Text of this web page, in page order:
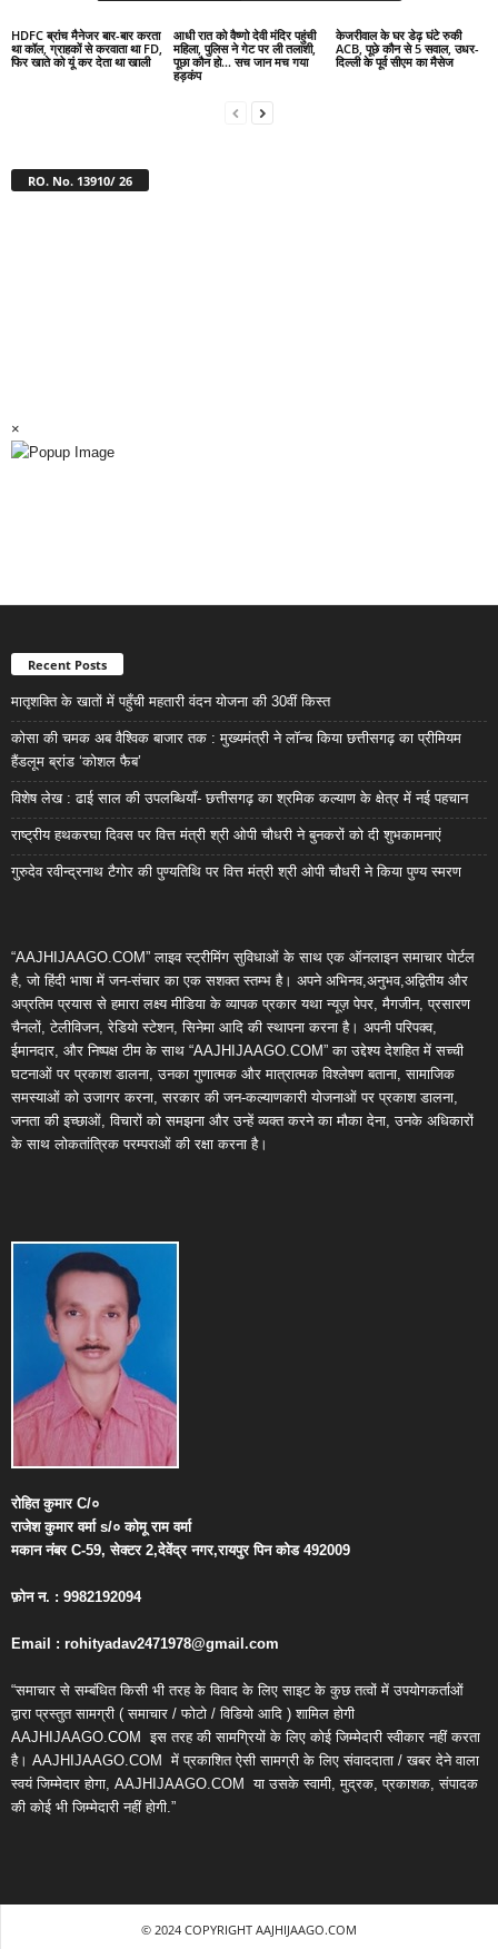
HDFC ब्रांच मैनेजर बार-बार करता
था कॉल, ग्राहकों से करवाता था FD,
फिर खाते को यूं कर देता था खाली
आधी रात को वैष्णो देवी मंदिर पहुंची
महिला, पुलिस ने गेट पर ली तलाशी,
पूछा कौन हो… सच जान मच गया
हड़कंप
केजरीवाल के घर डेढ़ घंटे रुकी
ACB, पूछे कौन से 5 सवाल, उधर-
द‍िल्‍ली के पूर्व सीएम का मैसेज
RO. No. 13910/ 26
×
Recent Posts
मातृशक्ति के खातों में पहुँची महतारी वंदन योजना की 30वीं किस्त
कोसा की चमक अब वैश्विक बाजार तक : मुख्यमंत्री ने लॉन्च किया छत्तीसगढ़ का प्रीमियम
हैंडलूम ब्रांड ‘कोशल फैब’
विशेष लेख : ढाई साल की उपलब्धियाँ- छत्तीसगढ़ का श्रमिक कल्याण के क्षेत्र में नई पहचान
राष्ट्रीय हथकरघा दिवस पर वित्त मंत्री श्री ओपी चौधरी ने बुनकरों को दी शुभकामनाएं
गुरुदेव रवीन्द्रनाथ टैगोर की पुण्यतिथि पर वित्त मंत्री श्री ओपी चौधरी ने किया पुण्य स्मरण
“AAJHIJAAGO.COM” लाइव स्ट्रीमिंग सुविधाओं के साथ एक ऑनलाइन समाचार पोर्टल
है, जो हिंदी भाषा में जन-संचार का एक सशक्त स्तम्भ है। अपने अभिनव,अनुभव,अद्वितीय और
अप्रतिम प्रयास से हमारा लक्ष्य मीडिया के व्यापक प्रकार यथा न्यूज़ पेपर, मैगजीन, प्रसारण
चैनलों, टेलीविजन, रेडियो स्टेशन, सिनेमा आदि की स्थापना करना है। अपनी परिपक्व,
ईमानदार, और निष्पक्ष टीम के साथ “AAJHIJAAGO.COM” का उद्देश्य देशहित में सच्ची
घटनाओं पर प्रकाश डालना, उनका गुणात्मक और मात्रात्मक विश्लेषण बताना, सामाजिक
समस्याओं को उजागर करना, सरकार की जन-कल्याणकारी योजनाओं पर प्रकाश डालना,
जनता की इच्छाओं, विचारों को समझना और उन्हें व्यक्त करने का मौका देना, उनके अधिकारों
के साथ लोकतांत्रिक परम्पराओं की रक्षा करना है।
रोहित कुमारC/०
राजेश कुमार वर्माs/० कोमू राम वर्मा
मकान नंबरC-59,सेक्टर2,देवेंद्र नगर,रायपुर पिन कोड492009
फ़ोन न. : 9982192094
Email : rohityadav2471978@gmail.com
“समाचार से सम्बंधित किसी भी तरह के विवाद के लिए साइट के कुछ तत्वों में उपयोगकर्ताओं
द्वारा प्रस्तुत सामग्री ( समाचार / फोटो / विडियो आदि ) शामिल होगी
AAJHIJAAGO.COM इस तरह की सामग्रियों के लिए कोई जिम्मेदारी स्वीकार नहीं करता
है। AAJHIJAAGO.COM में प्रकाशित ऐसी सामग्री के लिए संवाददाता / खबर देने वाला
स्वयं जिम्मेदार होगा, AAJHIJAAGO.COM
या उसके स्वामी, मुद्रक, प्रकाशक, संपादक
की कोई भी जिम्मेदारी नहीं होगी.”
© 2024 COPYRIGHT AAJHIJAAGO.COM